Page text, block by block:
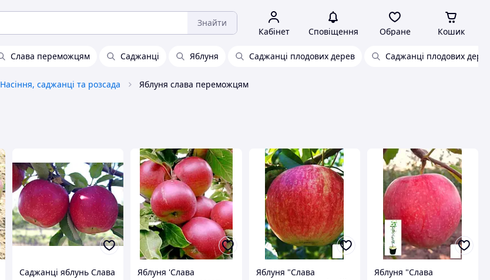
Знайти
Кабінет Сповіщення Обране Кошик
Слава переможцям Саджанці Яблуня Саджанці плодових дерев Саджанці плодових
Насіння, саджанці та розсада Яблуня слава переможцям
Саджанці яблунь Слава
Яблуня 'Слава
Яблуня "Слава
Яблуня "Слава